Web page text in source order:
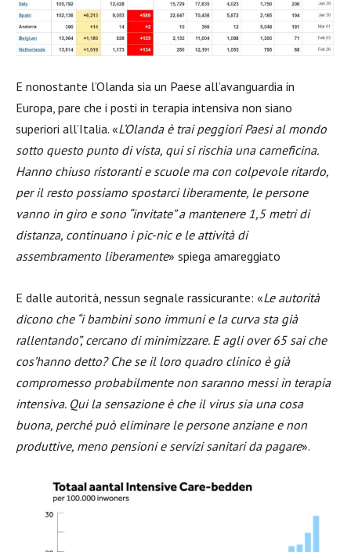
E nonostante l’Olanda sia un Paese all’avanguardia in
Europa, pare che i posti in terapia intensiva non siano
superiori all’Italia. «L’Olanda è trai peggiori Paesi al mondo
sotto questo punto di vista, qui si rischia una carneficina.
Hanno chiuso ristoranti e scuole ma con colpevole ritardo,
per il resto possiamo spostarci liberamente, le persone
vanno in giro e sono “invitate” a mantenere 1,5 metri di
distanza, continuano i pic-nic e le attività di
assembramento liberamente» spiega amareggiato
E dalle autorità, nessun segnale rassicurante: «Le autorità
dicono che “i bambini sono immuni e la curva sta già
rallentando”, cercano di minimizzare. E agli over 65 sai che
cos’hanno detto? Che se il loro quadro clinico è già
compromesso probabilmente non saranno messi in terapia
intensiva. Qui la sensazione è che il virus sia una cosa
buona, perché può eliminare le persone anziane e non
produttive, meno pensioni e servizi sanitari da pagare».